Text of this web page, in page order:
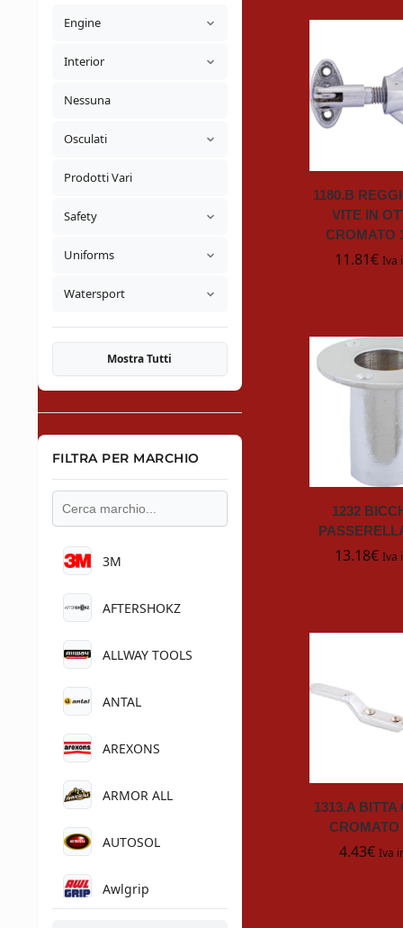
1180.B
VITE IN
CROMATO
11.81€ Iva
1232
13.18€ Iva
1313.A BITTA
CROMATO
4.43€ Iva
Engine
Interior
Nessuna
Osculati
Prodotti Vari
Safety
Uniforms
Watersport
Mostra Tutti
FILTRA PER MARCHIO
3M
AFTERSHOKZ
ALLWAY TOOLS
ANTAL
AREXONS
ARMOR ALL
AUTOSOL
Awlgrip